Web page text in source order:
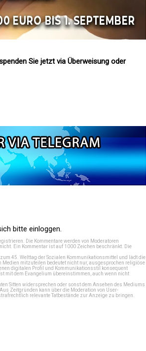
Sie jetzt via Überweisung oder
bitte einloggen.
. Die Kommentare werden von Moderatoren
Ein Kommentar ist auf 1000 Zeichen beschränkt. Die
45. Welttag der Sozialen Kommunikationsmittel und lädt die
mitzuteilen bedeutet nicht nur, ausgesprochen religiöse
digitalen Profil und Kommunikationsstil konsequent
mit dem Evangelium übereinstimmen, auch wenn nicht
Sitten widersprechen oder sonst dem Ansehen des Mediums
Zeitgründen kann über die Moderation von User-
relevante Tatbestände zur Anzeige zu bringen.